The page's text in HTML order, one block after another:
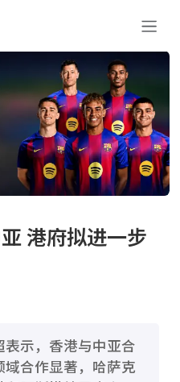
港府拟进一步
示，香港与中亚合
合作显著，哈萨克